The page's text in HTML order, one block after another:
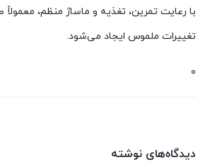
تغییرات ملموس ایجاد می‌شود.
0
دیدگاه‌های نوشته